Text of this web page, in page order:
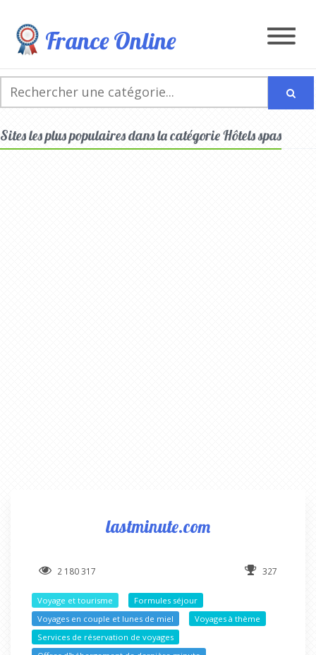
France Online
Sites les plus populaires dans la catégorie Hôtels spas
lastminute.com
2 180 317 327
Voyage et tourisme
Formules séjour
Voyages en couple et lunes de miel
Voyages à thème
Services de réservation de voyages